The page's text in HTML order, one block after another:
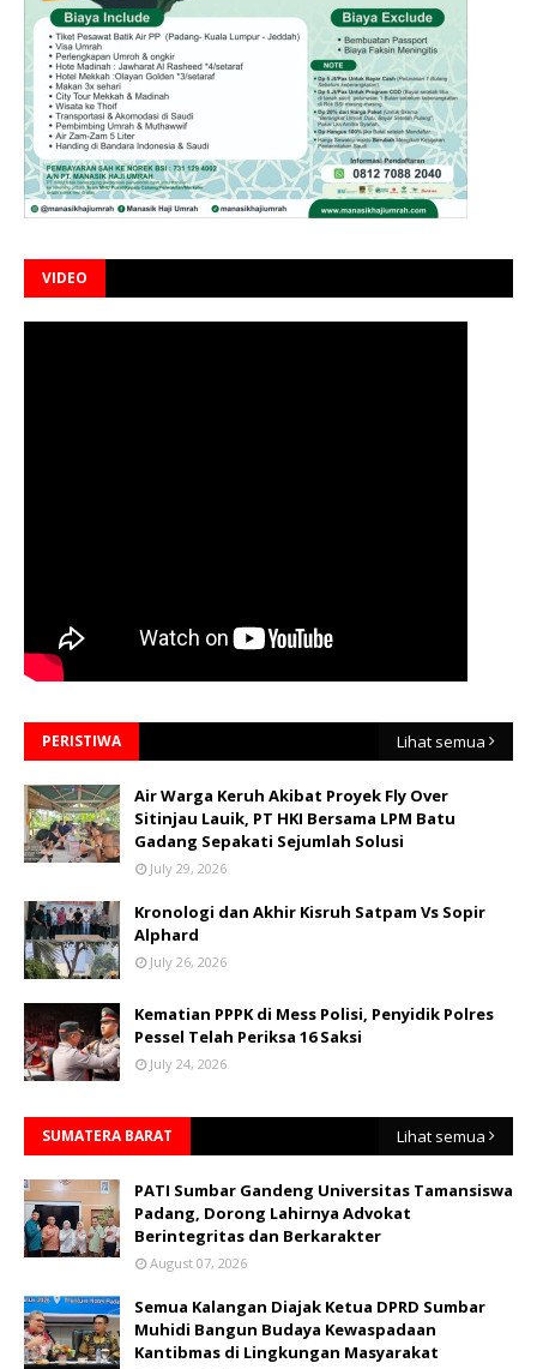
VIDEO
PERISTIWA Lihat semua
Air Warga Keruh Akibat Proyek Fly Over
Sitinjau Lauik, PT HKI Bersama LPM Batu
Gadang Sepakati Sejumlah Solusi
July 29, 2026
Kronologi dan Akhir Kisruh Satpam Vs Sopir
Alphard
July 26, 2026
Kematian PPPK di Mess Polisi, Penyidik Polres
Pessel Telah Periksa 16 Saksi
July 24, 2026
SUMATERA BARAT Lihat semua
PATI Sumbar Gandeng Universitas Tamansiswa
Padang, Dorong Lahirnya Advokat
Berintegritas dan Berkarakter
August 07, 2026
Semua Kalangan Diajak Ketua DPRD Sumbar
Muhidi Bangun Budaya Kewaspadaan
Kantibmas di Lingkungan Masyarakat